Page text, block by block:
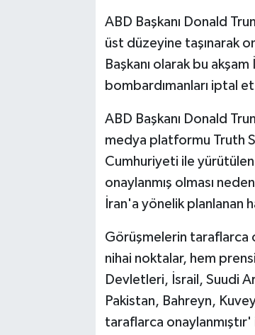
ABD Başkanı Donald
üst düzeyine taşınarak
Başkanı olarak bu akşam
bombardımanları iptal
ABD Başkanı Donald
medya platformu Truth
Cumhuriyeti ile
onaylanmış olması
İran'a yönelik planlanan
Görüşmelerin taraflarca
nihai noktalar, hem
Devletleri, İsrail, Suudi
Pakistan, Bahreyn,
taraflarca